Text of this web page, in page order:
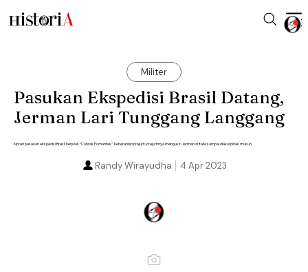
Militer
Pasukan Ekspedisi Brasil Datang,
Jerman Lari Tunggang Langgang
Kiprah pasukan ekspedisi Brasil berjuluk “Cobras Fumantes”. Keberanian prajurit-prajuritnya mengusir Jerman di Italia sampai diakui pihak musuh.
4 Apr 2023
Randy Wirayudha